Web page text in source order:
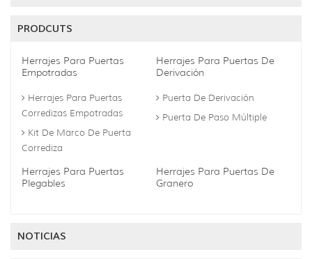
PRODCUTS
Herrajes Para Puertas
Empotradas
Herrajes Para Puertas
Corredizas Empotradas
Kit De Marco De Puerta
Corrediza
Herrajes Para Puertas De
Derivación
Puerta De Derivación
Puerta De Paso Múltiple
Herrajes Para Puertas
Plegables
Herrajes Para Puertas De
Granero
NOTICIAS